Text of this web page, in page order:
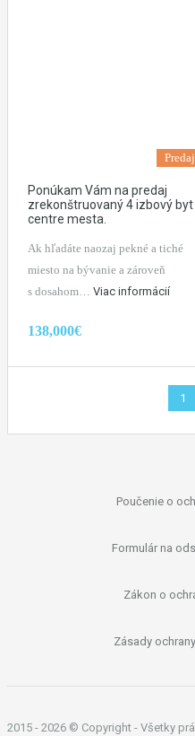
Predaj
Ponúkam Vám na predaj
zrekonštruovaný 4 izbový byt
centre mesta.
Ak hľadáte naozaj pekné a tiché
miesto na bývanie a zároveň
s dosahom… Viac informácií
138,000€
1
Poučenie o
Formulár na
Zákon o
Zásady
2015 - 2026 © Copyright - Všetky